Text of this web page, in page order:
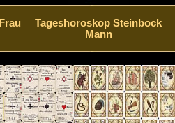
Tageshoroskop Steinbock
Mann